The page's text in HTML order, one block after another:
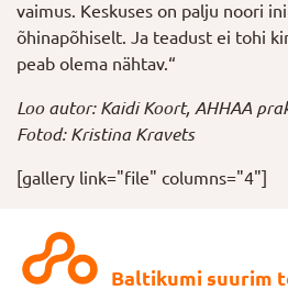
vaimus. Keskuses on palju noori
õhinapõhiselt. Ja teadust ei tohi
peab olema nähtav.“
Loo autor: Kaidi Koort, AHHAA
Fotod: Kristina Kravets
[gallery link="file" columns="4"]
Baltikumi suurim